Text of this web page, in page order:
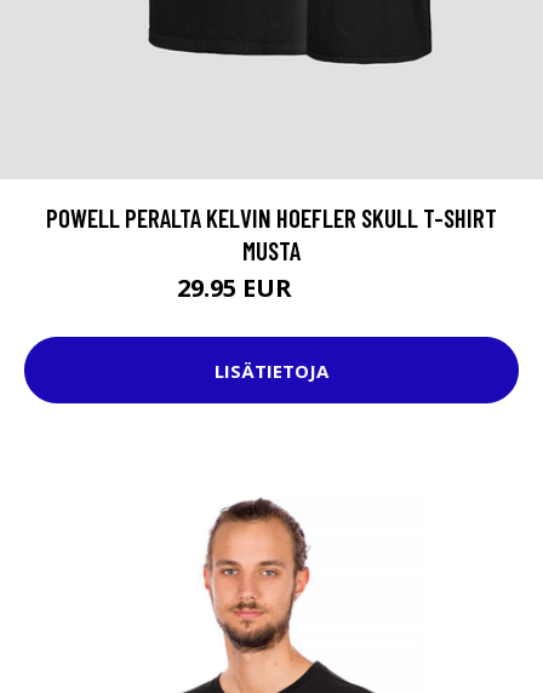
POWELL PERALTA KELVIN HOEFLER SKULL T-SHIRT
MUSTA
29.95 EUR
LISÄTIETOJA